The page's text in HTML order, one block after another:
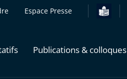
Espace Presse
Publications & colloques